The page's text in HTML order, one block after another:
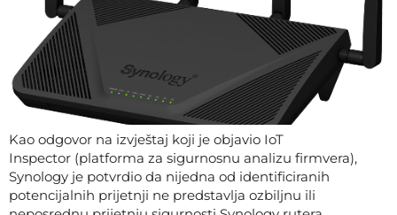
Kao odgovor na izvještaj koji je objavio IoT
Inspector (platforma za sigurnosnu analizu firmvera),
Synology je potvrdio da nijedna od identificiranih
potencijalnih prijetnji ne predstavlja ozbiljnu ili